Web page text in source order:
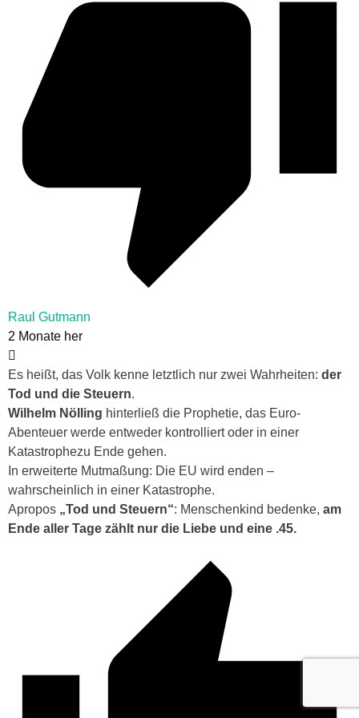
Raul Gutmann
2 Monate her
Es heißt, das Volk kenne letztlich nur zwei Wahrheiten: der
Tod und die Steuern.
Wilhelm Nölling hinterließ die Prophetie, das Euro-
Abenteuer werde entweder kontrolliert oder in einer
Katastrophezu Ende gehen.
In erweiterte Mutmaßung: Die EU wird enden –
wahrscheinlich in einer Katastrophe.
Apropos „Tod und Steuern“: Menschenkind bedenke, am
Ende aller Tage zählt nur die Liebe und eine .45.